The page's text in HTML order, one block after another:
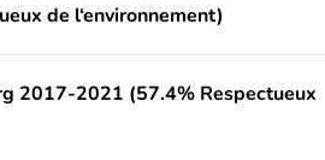
de l‘environnement)
2017-2021 (57.4% Respectueux